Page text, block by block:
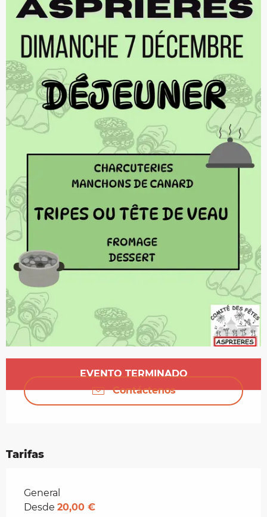
Horarios y datos de contacto
EVENTO TERMINADO
Contáctenos
Tarifas
Tarifas 2026
General
Desde 20,00 €